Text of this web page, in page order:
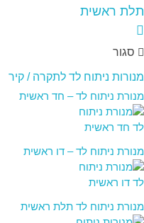
זֶה
מֻפְעֶלֶת
"נָגִישׁ
בִּקְלִיק"
הַמְּסַיַּעַת
לִנְגִישׁוּת
הָאֲתָר.
סגור
מנורות ניתוח לד לתקרה / קיר
מנורת ניתוח לד – חד ראשית
מנורת ניתוח לד – דו ראשית
מנורת ניתוח לד תלת ראשית